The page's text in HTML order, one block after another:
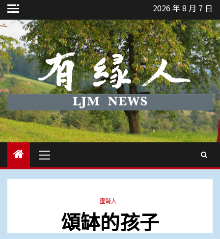
Skip
to
content
2026 年 8 月 7 日
Menu
靈鷲人
頌缽的孩子